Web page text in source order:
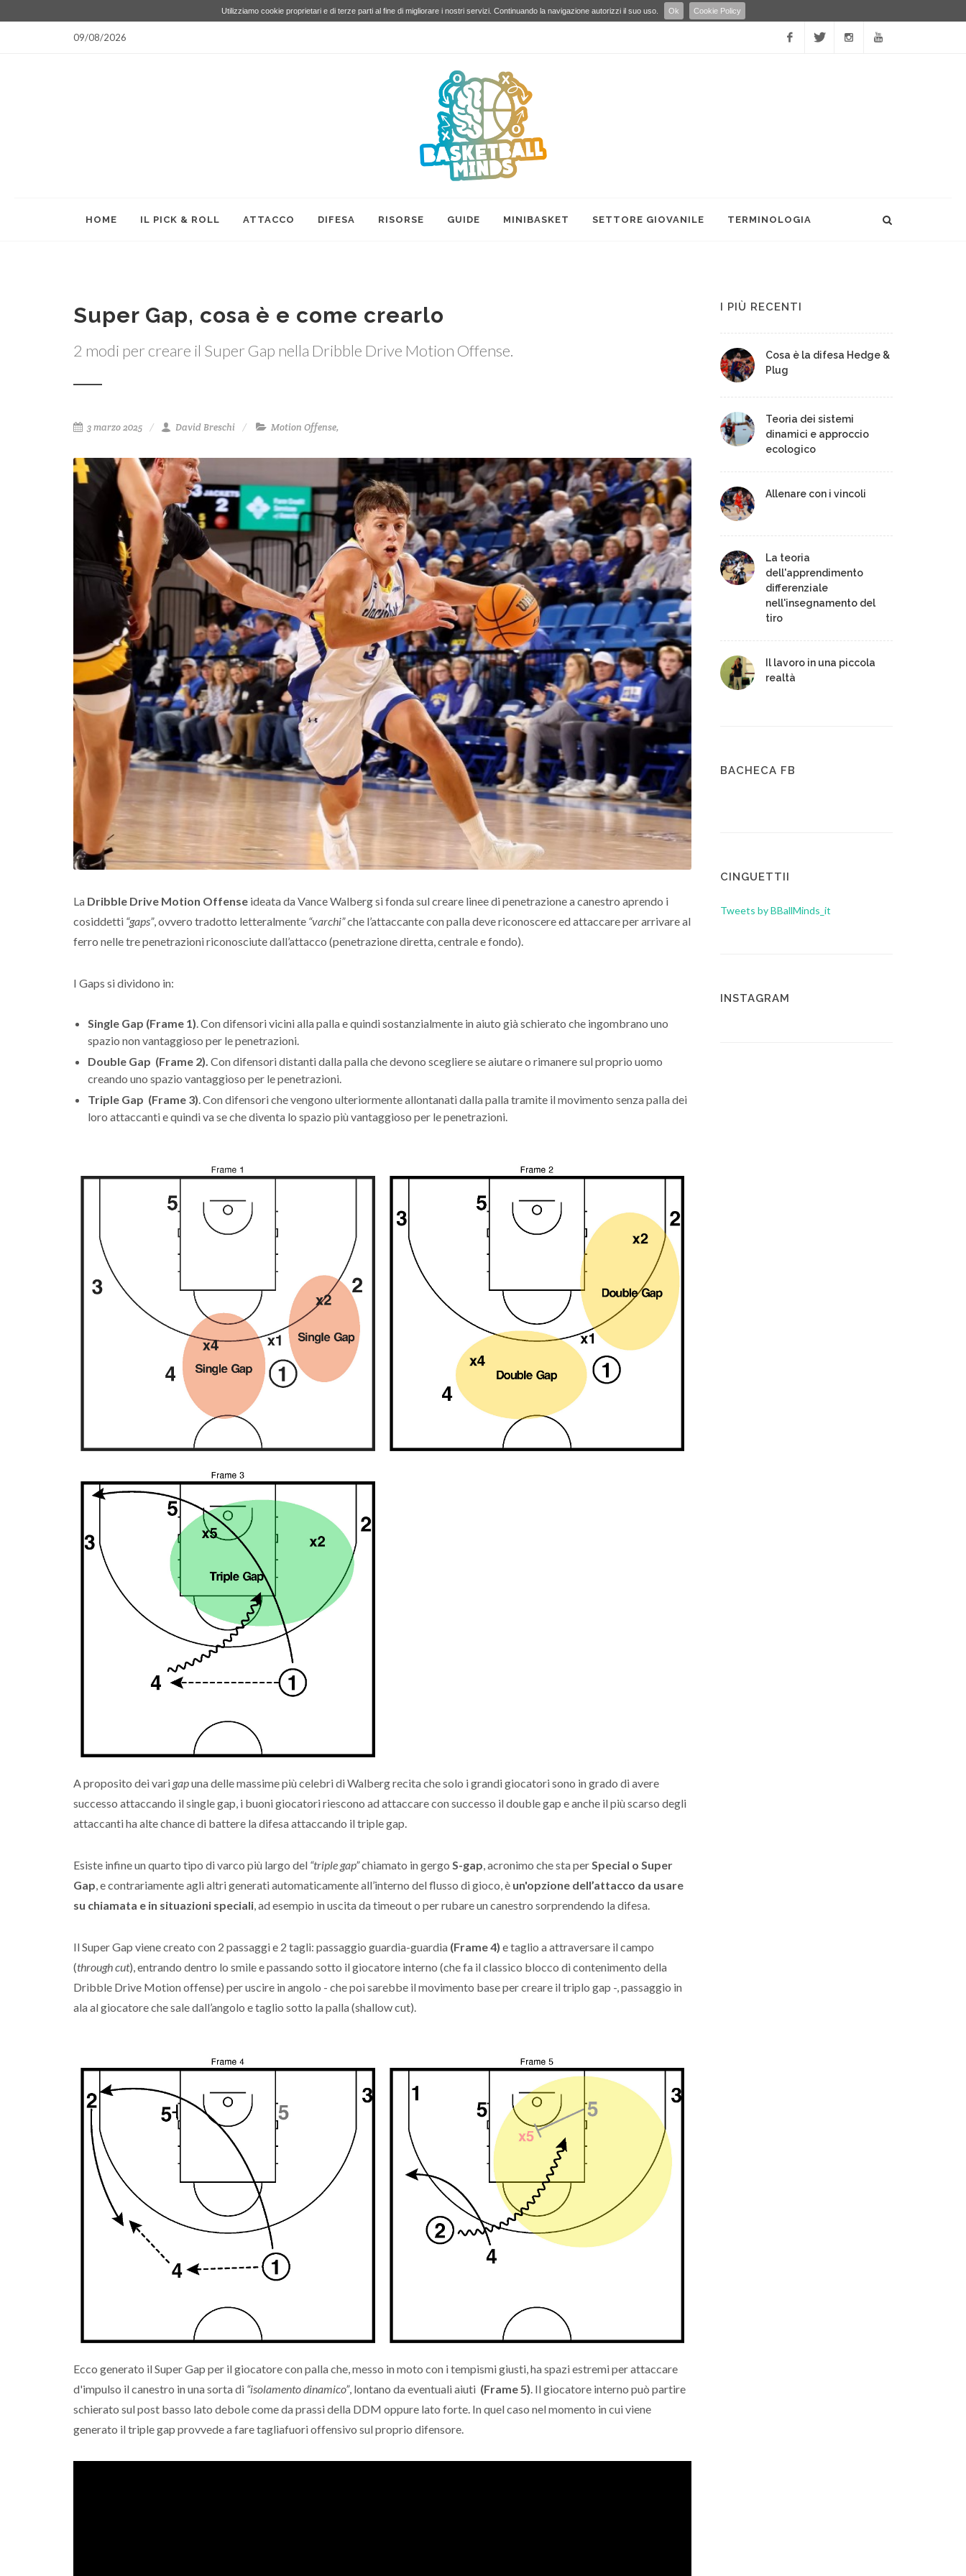
Utilizziamo cookie proprietari e di terze parti al fine di migliorare i nostri servizi. Continuando la navigazione autorizzi il suo uso. Ok Cookie Policy
09/08/2026
HOME IL PICK & ROLL ATTACCO DIFESA RISORSE GUIDE MINIBASKET SETTORE GIOVANILE TERMINOLOGIA
Super Gap, cosa è e come crearlo
2 modi per creare il Super Gap nella Dribble Drive Motion Offense.
3 marzo 2025 David Breschi Motion Offense,
La Dribble Drive Motion Offense ideata da Vance Walberg si fonda sul creare linee di penetrazione a canestro aprendo i
cosiddetti “gaps”, ovvero tradotto letteralmente “varchi”che l’attaccante con palla deve riconoscere ed attaccare per arrivare al
ferro nelle tre penetrazioni riconosciute dall’attacco (penetrazione diretta, centrale e fondo).
I Gaps si dividono in:
Single Gap (Frame 1). Con difensori vicini alla palla e quindi sostanzialmente in aiuto già schierato che ingombrano uno
spazio non vantaggioso per le penetrazioni.
Double Gap (Frame 2). Con difensori distanti dalla palla che devono scegliere se aiutare o rimanere sul proprio uomo
creando uno spazio vantaggioso per le penetrazioni.
Triple Gap (Frame 3). Con difensori che vengono ulteriormente allontanati dalla palla tramite il movimento senza palla dei
loro attaccanti e quindi va se che diventa lo spazio più vantaggioso per le penetrazioni.
A proposito dei vari gapuna delle massime più celebri di Walberg recita che solo i grandi giocatori sono in grado di avere
successo attaccando il single gap, i buoni giocatori riescono ad attaccare con successo il double gap e anche il più scarso degli
attaccanti ha alte chance di battere la difesa attaccando il triple gap.
Esiste infine un quarto tipo di varco più largo del “triple gap”chiamato in gergo S-gap , acronimo che sta per Special o Super
Gap , e contrariamente agli altri generati automaticamente all’interno del flusso di gioco, è un'opzione dell’attacco da usare
su chiamata e in situazioni speciali , ad esempio in uscita da timeout o per rubare un canestro sorprendendo la difesa.
Il Super Gap viene creato con 2 passaggi e 2 tagli: passaggio guardia-guardia (Frame 4) e taglio a attraversare il campo
(through cut), entrando dentro lo smile e passando sotto il giocatore interno (che fa il classico blocco di contenimento della
Dribble Drive Motion offense) per uscire in angolo - che poi sarebbe il movimento base per creare il triplo gap -, passaggio in
ala al giocatore che sale dall’angolo e taglio sotto la palla (shallow cut).
Ecco generato il Super Gap per il giocatore con palla che, messo in moto con i tempismi giusti, ha spazi estremi per attaccare
d'impulso il canestro in una sorta di “isolamento dinamico”, lontano da eventuali aiuti (Frame 5) . Il giocatore interno può partire
schierato sul post basso lato debole come da prassi della DDM oppure lato forte. In quel caso nel momento in cui viene
generato il triple gap provvede a fare tagliafuori offensivo sul proprio difensore.
I PIÙ RECENTI
Cosa è la difesa Hedge &
Plug
Teoria dei sistemi
dinamici e approccio
ecologico
Allenare con i vincoli
La teoria
dell'apprendimento
differenziale
nell'insegnamento del
tiro
Il lavoro in una piccola
realtà
BACHECA FB
CINGUETTII
Tweets by BBallMinds_it
INSTAGRAM